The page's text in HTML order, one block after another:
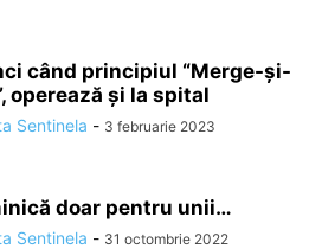
când principiul “Merge-şi-
operează şi la spital
Sentinela - 3 februarie 2023
doar pentru unii…
Sentinela - 31 octombrie 2022